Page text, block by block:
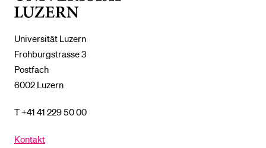
Universität Luzern
Frohburgstrasse 3
Postfach
6002 Luzern
T +41 41 229 50 00
Kontakt